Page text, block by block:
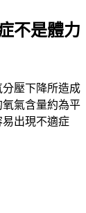
不是體力
壓下降所造成
氧氣含量約為平
出現不適症